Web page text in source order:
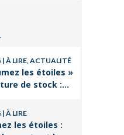
| À LIRE, ACTUALITÉ
les étoiles »
de stock :
Lebreton dès
?
| À LIRE
les étoiles :